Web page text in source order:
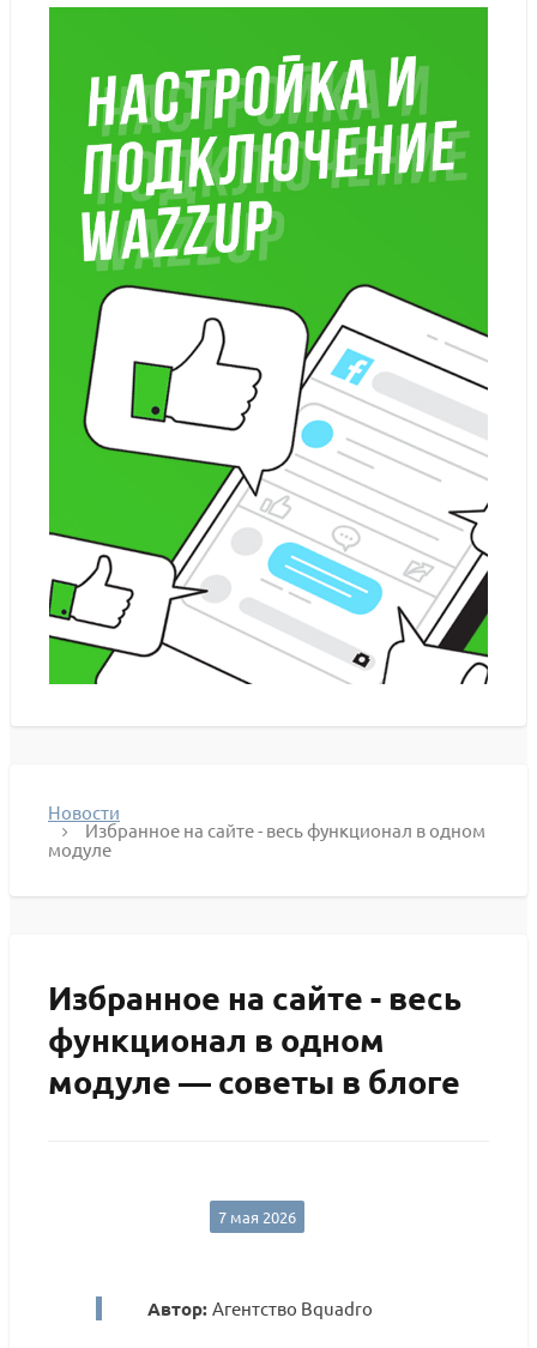
Новости
Избранное на сайте - весь функционал в одном
модуле
Избранное на сайте - весь
функционал в одном
модуле — советы в блоге
7 мая 2026
Автор: Агентство Bquadro